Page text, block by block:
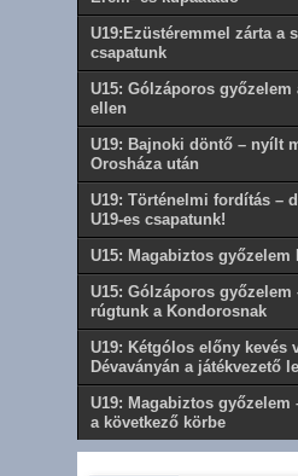
U19:Ezüstéremmel zárta a
csapatunk
U15: Gólzáporos győzelem
ellen
U19: Bajnoki döntő – nyílt
Orosháza után
U19: Történelmi fordítás –
U19-es csapatunk!
U15: Magabiztos győzelem
U15: Gólzáporos győzelem
rúgtunk a Kondorosnak
U19: Kétgólos előny kevés
Dévaványán a játékvezető
U19: Magabiztos
a következő körbe